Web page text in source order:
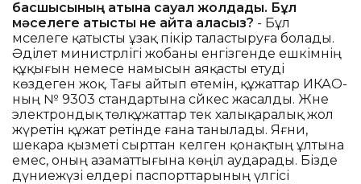
басшысының атына сауал жолдады. Бұл
мәселеге қатысты не айта аласыз? - Бұл
мәселеге қатысты ұзақ пікір таластыруға болады.
Әділет министрлігі жобаны енгізгенде ешкімнің
құқығын немесе намысын аяқасты етуді
көздеген жоқ. Тағы айтып өтемін, құжаттар ИКАО-
ның № 9303 стандартына сәйкес жасалды. Және
электрондық төлқұжаттар тек халықаралық жол
жүретін құжат ретінде ғана танылады. Яғни,
шекара қызметі сырттан келген қонақтың ұлтына
емес, оның азаматтығына көңіл аударады. Бізде
дүниежүзі елдері паспорттарының үлгісі